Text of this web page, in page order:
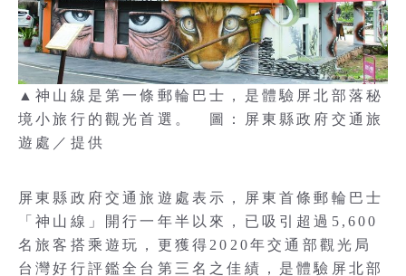
▲神山線是第一條郵輪巴士，是體驗屏北部落秘
境小旅行的觀光首選。 圖：屏東縣政府交通旅
遊處／提供
屏東縣政府交通旅遊處表示，屏東首條郵輪巴士
「神山線」開行一年半以來，已吸引超過5,600
名旅客搭乘遊玩，更獲得2020年交通部觀光局
台灣好行評鑑全台第三名之佳績，是體驗屏北部